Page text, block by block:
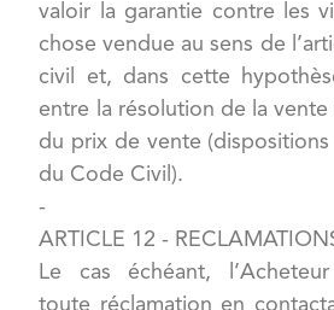
valoir la garantie contre les
chose vendue au sens de
civil et, dans cette
entre la résolution de la
du prix de vente
du Code Civil).
-
ARTICLE 12 -
Le cas échéant,
toute réclamation en